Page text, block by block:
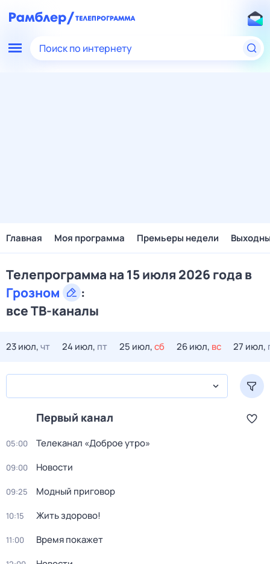
Поиск по интернету
Главная Моя программа Премьеры недели
Телепрограмма на 15 июля 2026 года в
Грозном
:
все ТВ-каналы
23 июл,чт 24 июл, пт 25 июл,сб 26 июл, вс 27 июл,
Первый канал
05:00 Телеканал «Доброе утро»
09:00 Новости
09:25 Модный приговор
10:15 Жить здорово!
11:00 Время покажет